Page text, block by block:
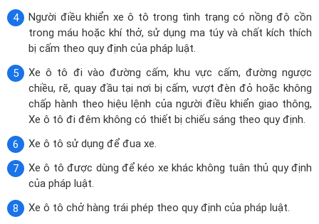
Người điều khiển xe ô tô trong tình trạng có nồng độ cồn
trong máu hoặc khí thở, sử dụng ma túy và chất kích thích
bị cấm theo quy định của pháp luật.
Xe ô tô đi vào đường cấm, khu vực cấm, đường ngược
chiều, rẽ, quay đầu tại nơi bị cấm, vượt đèn đỏ hoặc không
chấp hành theo hiệu lệnh của người điều khiển giao thông,
Xe ô tô đi đêm không có thiết bị chiếu sáng theo quy định.
Xe ô tô sử dụng để đua xe.
Xe ô tô được dùng để kéo xe khác không tuân thủ quy định
của pháp luật.
Xe ô tô chở hàng trái phép theo quy định của pháp luật.